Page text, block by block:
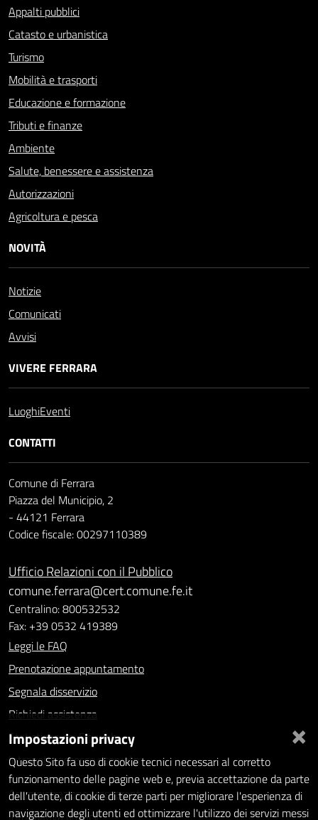
Appalti pubblici
Catasto e urbanistica
Turismo
Mobilità e trasporti
Educazione e formazione
Tributi e finanze
Ambiente
Salute, benessere e assistenza
Autorizzazioni
Agricoltura e pesca
NOVITÀ
Notizie
Comunicati
Avvisi
VIVERE FERRARA
LuoghiEventi
CONTATTI
Comune di Ferrara
Piazza del Municipio, 2
- 44121 Ferrara
Codice fiscale: 00297110389
Ufficio Relazioni con il Pubblico
comune.ferrara@cert.comune.fe.it
Centralino: 800532532
Fax: +39 0532 419389
Leggi le FAQ
Prenotazione appuntamento
Segnala disservizio
Richiedi assistenza
Statistiche dei Siti web
Intranet - accesso riservato
Amministrazione trasparente
Informativa privacy
×
Impostazioni privacy
Questo Sito fa uso di cookie tecnici necessari al corretto
funzionamento delle pagine web e, previa accettazione da parte
dell'utente, di cookie di terze parti per migliorare l'esperienza di
navigazione degli utenti ed ottimizzare l'utilizzo dei servizi messi